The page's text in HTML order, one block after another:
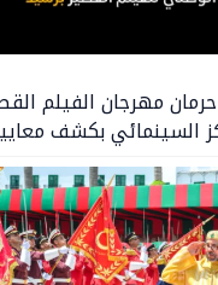
مهرجان الفيلم
السينمائي بكشف معايير